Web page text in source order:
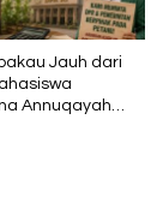
Jauh dari
Annuqayah